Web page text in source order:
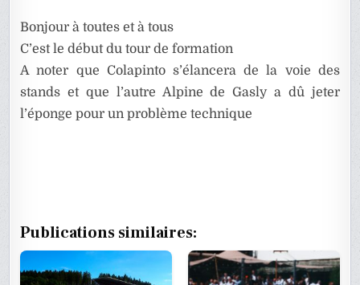
Bonjour à toutes et à tous
C’est le début du tour de formation
A noter que Colapinto s’élancera de la voie des
stands et que l’autre Alpine de Gasly a dû jeter
l’éponge pour un problème technique
Publications similaires: